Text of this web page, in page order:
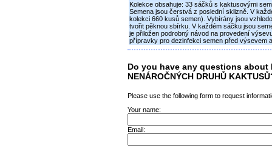
Kolekce obsahuje: 33 sáčků s kaktusovými
Semena jsou čerstvá z poslední sklizně. V
kolekci 660 kusů semen). Vybírány jsou
tvořit pěknou sbírku. V každém sáčku jsou
je přiložen podrobný návod na provedení
přípravky pro dezinfekci semen před výsevem
Do you have any questions about
NENÁROČNÝCH DRUHŮ
Please use the following form to request
Your name:
Email: